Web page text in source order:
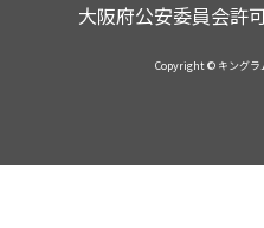
大阪府公安委員会
Copyright © キング